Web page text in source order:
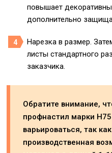
повышает
дополнительно
Нарезка в размер.
листы стандартного
заказчика.
Обратите внимание,
профнастил марки
варьироваться, так
производственная